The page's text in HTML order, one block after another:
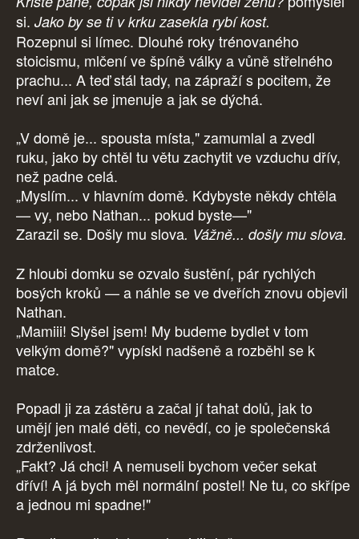
si. Jako by se ti v krku zasekla rybí kost.
Rozepnul si límec. Dlouhé roky trénovaného
stoicismu, mlčení ve špíně války a vůně střelného
prachu... A teď stál tady, na zápraží s pocitem, že
neví ani jak se jmenuje a jak se dýchá.
„V domě je... spousta místa," zamumlal a zvedl
ruku, jako by chtěl tu větu zachytit ve vzduchu dřív,
než padne celá.
„Myslím... v hlavním domě. Kdybyste někdy chtěla
— vy, nebo Nathan... pokud byste—"
Zarazil se. Došly mu slova. Vážně... došly mu slova.
Z hloubi domku se ozvalo šustění, pár rychlých
bosých kroků — a náhle se ve dveřích znovu objevil
Nathan.
„Mamiii! Slyšel jsem! My budeme bydlet v tom
velkým domě?" vypískl nadšeně a rozběhl se k
matce.
Popadl ji za zástěru a začal jí tahat dolů, jak to
umějí jen malé děti, co nevědí, co je společenská
zdrženlivost.
„Fakt? Já chci! A nemuseli bychom večer sekat
dříví! A já bych měl normální postel! Ne tu, co skřípe
a jednou mi spadne!"